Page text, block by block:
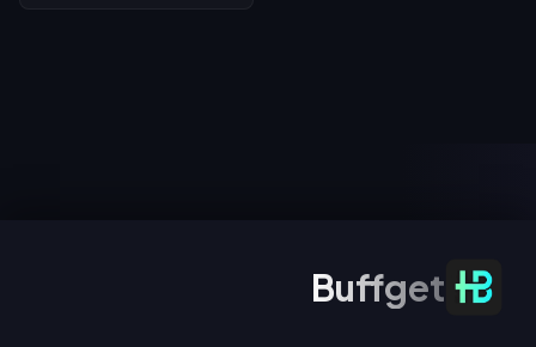
الاشتراك في العروضBuffget